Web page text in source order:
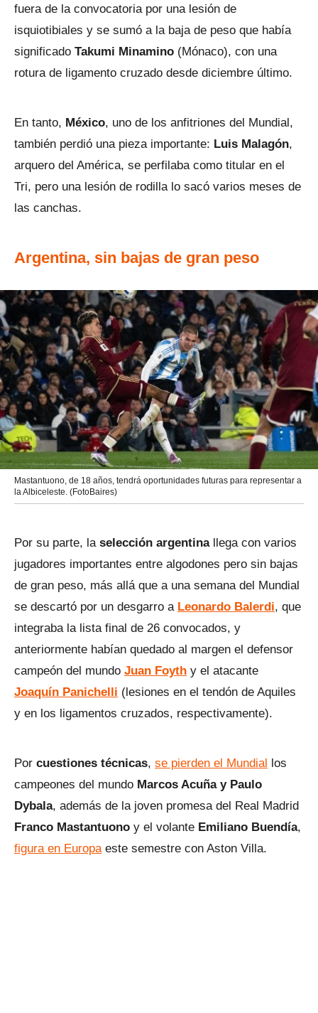
fuera de la convocatoria por una lesión de
isquiotibiales y se sumó a la baja de peso que había
significado Takumi Minamino (Mónaco), con una
rotura de ligamento cruzado desde diciembre último.
En tanto, México, uno de los anfitriones del Mundial,
también perdió una pieza importante: Luis Malagón,
arquero del América, se perfilaba como titular en el
Tri, pero una lesión de rodilla lo sacó varios meses de
las canchas.
Argentina, sin bajas de gran peso
Mastantuono, de 18 años, tendrá oportunidades futuras para representar a
la Albiceleste. (FotoBaires)
Por su parte, la selección argentina llega con varios
jugadores importantes entre algodones pero sin bajas
de gran peso, más allá que a una semana del Mundial
se descartó por un desgarro a Leonardo Balerdi, que
integraba la lista final de 26 convocados, y
anteriormente habían quedado al margen el defensor
campeón del mundo Juan Foyth y el atacante
Joaquín Panichelli (lesiones en el tendón de Aquiles
y en los ligamentos cruzados, respectivamente).
Por cuestiones técnicas, se pierden el Mundial los
campeones del mundo Marcos Acuña y Paulo
Dybala, además de la joven promesa del Real Madrid
Franco Mastantuono y el volante Emiliano Buendía,
figura en Europaeste semestre con Aston Villa.